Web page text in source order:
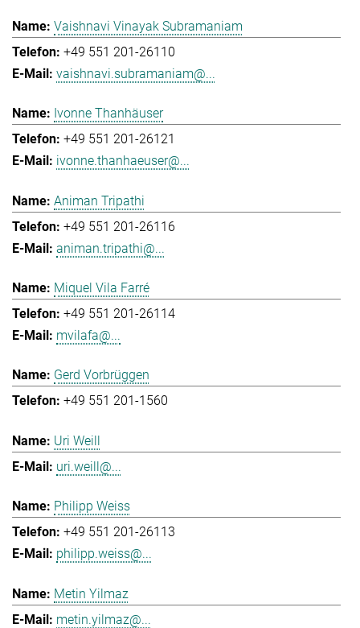
Vaishnavi Vinayak Subramaniam
+49 551 201-26110
vaishnavi.subramaniam@...
Ivonne Thanhäuser
+49 551 201-26121
ivonne.thanhaeuser@...
Animan Tripathi
+49 551 201-26116
animan.tripathi@...
Miquel Vila Farré
+49 551 201-26114
mvilafa@...
Gerd Vorbrüggen
+49 551 201-1560
Uri Weill
uri.weill@...
Philipp Weiss
+49 551 201-26113
philipp.weiss@...
Metin Yilmaz
metin.yilmaz@...